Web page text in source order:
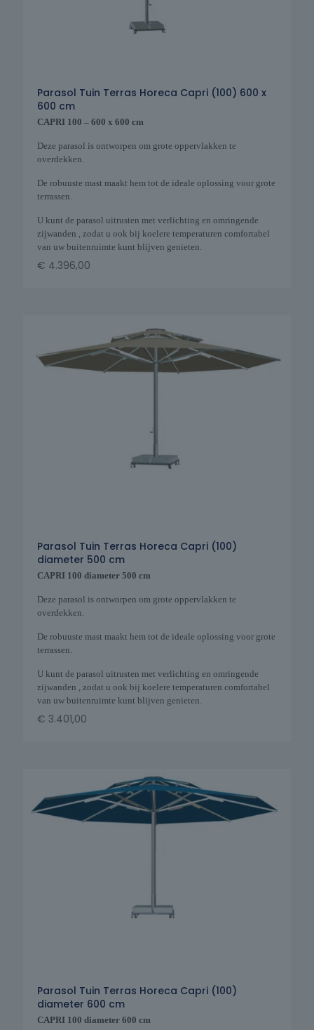
Parasol Tuin Terras Horeca Capri (100) 600 x
600 cm
CAPRI 100 – 600 x 600 cm
Deze parasol is ontworpen om grote oppervlakken te
overdekken.
De robuuste mast maakt hem tot de ideale oplossing voor grote
terrassen.
U kunt de parasol uitrusten met verlichting en omringende
zijwanden , zodat u ook bij koelere temperaturen comfortabel
van uw buitenruimte kunt blijven genieten.
€ 4.396,00
Parasol Tuin Terras Horeca Capri (100)
diameter 500 cm
CAPRI 100 diameter 500 cm
Deze parasol is ontworpen om grote oppervlakken te
overdekken.
De robuuste mast maakt hem tot de ideale oplossing voor grote
terrassen.
U kunt de parasol uitrusten met verlichting en omringende
zijwanden , zodat u ook bij koelere temperaturen comfortabel
van uw buitenruimte kunt blijven genieten.
€ 3.401,00
Parasol Tuin Terras Horeca Capri (100)
diameter 600 cm
CAPRI 100 diameter 600 cm